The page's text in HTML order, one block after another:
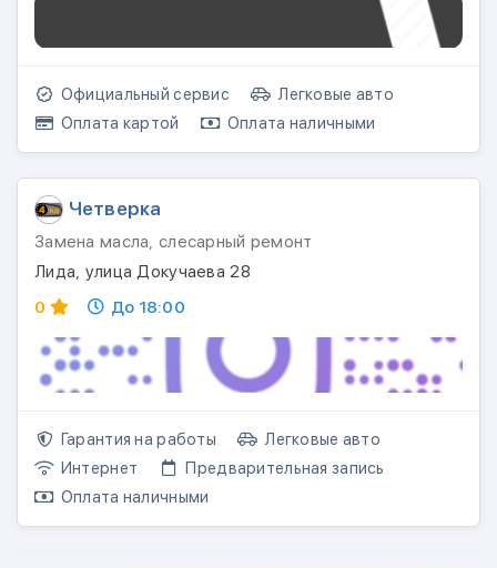
Официальный сервис
Легковые авто
Оплата картой
Оплата наличными
Четверка
Замена масла, слесарный ремонт
Лида, улица Докучаева 28
0
До 18:00
Гарантия на работы
Легковые авто
Интернет
Предварительная запись
Оплата наличными